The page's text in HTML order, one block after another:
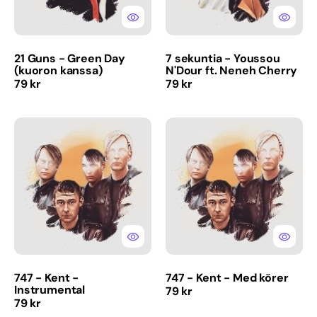
21 Guns - Green Day
(kuoron kanssa)
Normaalihinta
79 kr
7 sekuntia - Youssou
N'Dour ft. Neneh Cherry
Normaalihinta
79 kr
747
Instrumental
747 - Kent -
Instrumental
Normaalihinta
79 kr
747
Med
körer
747 - Kent - Med körer
Normaalihinta
79 kr